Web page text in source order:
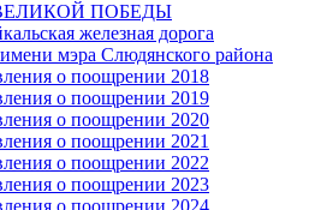
ПОБЕДЫ
железная дорога
мэра Слюдянского района
о поощрении 2018
о поощрении 2019
о поощрении 2020
о поощрении 2021
о поощрении 2022
о поощрении 2023
о поощрении 2024